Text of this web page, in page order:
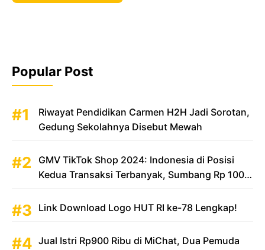
Popular Post
Riwayat Pendidikan Carmen H2H Jadi Sorotan,
Gedung Sekolahnya Disebut Mewah
GMV TikTok Shop 2024: Indonesia di Posisi
Kedua Transaksi Terbanyak, Sumbang Rp 100
Link Download Logo HUT RI ke-78 Lengkap!
Jual Istri Rp900 Ribu di MiChat, Dua Pemuda